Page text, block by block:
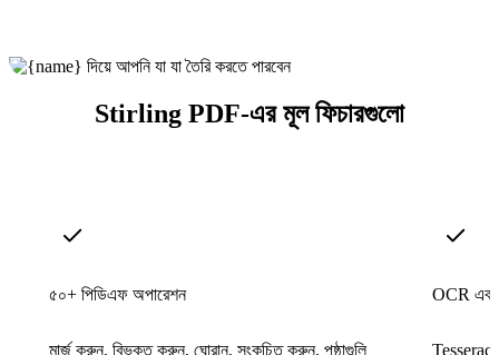
Stirling PDF-এর মূল ফিচারগুলো
৫০+ পিডিএফ অপারেশন
মার্জ করুন, বিভক্ত করুন, ঘোরান, সংকুচিত করুন, পৃষ্ঠাগুলি
OCR এবং
Tesseract